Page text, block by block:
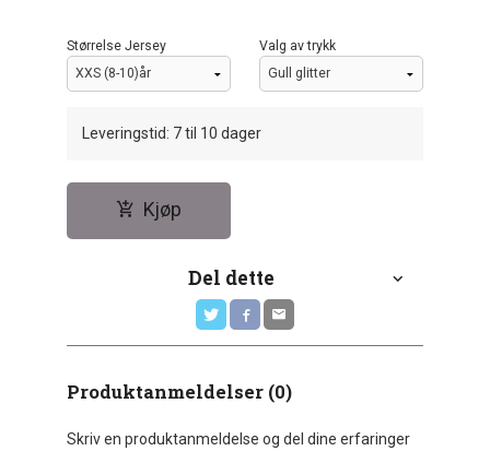
Størrelse Jersey Valg av trykk
Leveringstid: 7 til 10 dager
Kjøp
Del dette
Produktanmeldelser (0)
Skriv en produktanmeldelse og del dine erfaringer